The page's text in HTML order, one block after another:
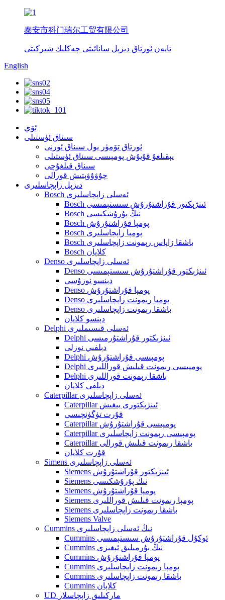
泰安市科门瑞尔工贸有限公司
تايەن ئورتاق دىزېل سانائىتى چەكلىك شىركىتى
English
ئۆي
سىناق ئۈستىلى
ئورتاق تۆمۈر يول سىناق ئورنى
يېقىلغۇ قۇيۇش پومپىسى سىناق ئۈستىلى
سىناق قىلغۇچى
چۇۋۇۋېتىش قورالى
دىزېل زاپچاسلىرى
Bosch ئەسلى زاپچاسلىرى
Bosch ئىنژېكتور قۇراشتۇرۇش سىستېمىسى
Bosch نىڭ پۇرۇشكىسى
Bosch پومپا قۇراشتۇرۇش
Bosch پومپا زاپچاسلىرى
Bosch باشقا زاپاس رېمونت زاپچاسلىرى
Bosch كلاپان
Denso ئەسلى زاپچاسلىرى
Denso ئىنژېكتور قۇراشتۇرۇش سىستېمىسى
دېنسو نوزۇسى
Denso پومپا قۇراشتۇرۇش
Denso پومپا رېمونت زاپچاسلىرى
Denso باشقا رېمونت زاپچاسلىرى
دېنسو كلاپان
Delphi ئەسلى قىسىملىرى
Delphi ئىنژېكتور قۇراشتۇرمىسى
دېلفىي نوزلى
Delphi پومپىسى قۇراشتۇرۇش
Delphi پومپىسى رېمونت قىلىش قوراللىرى
Delphi باشقا رېمونت قوراللىرى
دېلفى كلاپان
Caterpillar ئەسلى زاپچاسلىرى
Caterpillar ئىنژېكتورى يىغىش
قۇرت تۈگۈنچىسى
Caterpillar پومپىسى قۇراشتۇرۇش
Caterpillar پومپىسى رېمونت زاپچاسلىرى
Caterpillar باشقا رېمونت قىلىش قورالى
قۇرت كلاپان
Simens ئەسلى زاپچاسلىرى
Siemens ئىنژېكتور قۇراشتۇرۇش
Siemens نىڭ پۇرۇشكىسى
Siemens پومپا قۇراشتۇرۇش
Siemens پومپا رېمونت قىلىش قوراللىرى
Siemens باشقا رېمونت زاپچاسلىرى
Siemens Valve
Cummins نىڭ ئەسلى زاپچاسلىرى
Cummins ئوكۇل قۇراشتۇرۇش سىستېمىسى
Cummins نىڭ بۇرمىلىق ئېغىزى
Cummins پومپا قۇراشتۇرۇش
Cummins پومپا رېمونت زاپچاسلىرى
Cummins باشقا رېمونت زاپچاسلىرى
Cummins كلاپان
UD ماركىلىق زاپچاسلار